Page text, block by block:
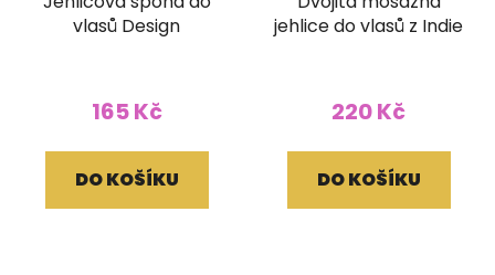
vlasů Design
165 Kč
DO KOŠÍKU
jehlice do vlasů z Indie
220 Kč
DO KOŠÍKU